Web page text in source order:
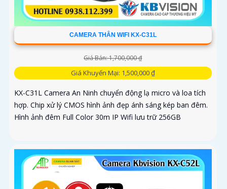
CAMERA THÂN WIFI KX-C31L
Giá Bán: 1,700,000 ₫
Giá Khuyến Mại: 1,500,000 ₫
KX-C31L Camera An Ninh chuyển động lạ micro và loa tích
hợp. Chip xử lý CMOS hình ảnh đẹp ánh sáng kép ban đêm.
Hình ảnh đêm Full Color 30m IP Wifi lưu trữ 256GB